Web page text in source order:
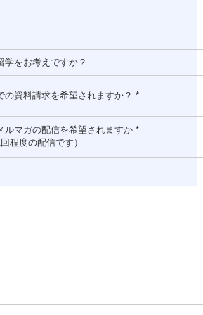
学をお考えですか？
の資料請求を希望されますか？ *
ルマガの配信を希望されますか *
回程度の配信です）